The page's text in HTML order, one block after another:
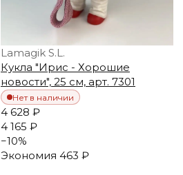
Lamagik S.L.
Кукла "Ирис - Хорошие
новости", 25 см, арт. 7301
Нет в наличии
4 628 ₽
4 165 ₽
−10%
Экономия 463 ₽